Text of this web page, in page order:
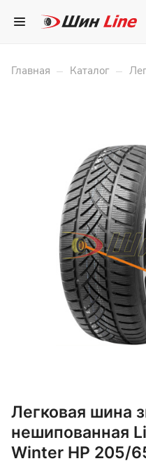
Главная – Каталог –
Легковая шина
нешипованная
Winter HP 205/